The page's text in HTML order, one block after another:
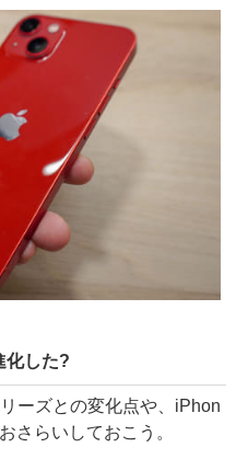
化した?
ーズとの変化点や、iPhon
さらいしておこう。